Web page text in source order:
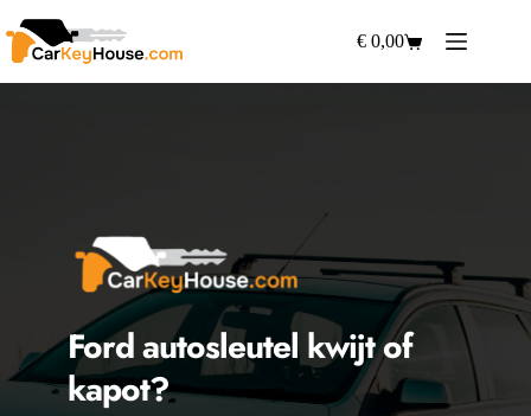
naar
de
Winkelwagen
€ 0,00
Ford autosleutel kwijt of
kapot?